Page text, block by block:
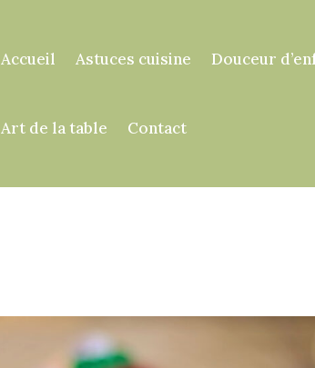
Accueil Astuces cuisine Douceur
Art de la table Contact